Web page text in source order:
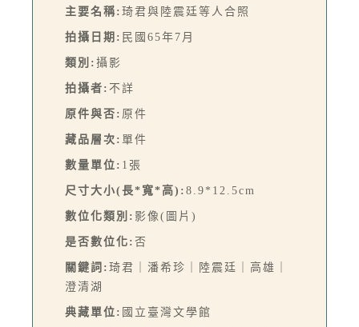
主要名稱: 琦君與陸震廷等人合照
拍攝日期: 民國65年7月
類別: 攝影
拍攝者: 不詳
原件與否: 原件
藏品層次: 單件
數量單位: 1張
尺寸大小(長*寬*高): 8.9*12.5cm
數位化類別: 影像(圖片)
是否數位化: 否
關鍵詞: 琦君｜潘希珍｜陸震廷｜高雄｜
澄清湖
典藏單位: 國立臺灣文學館